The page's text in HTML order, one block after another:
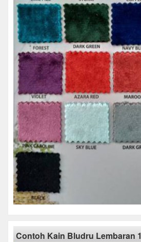
Contoh Kain Bludru Lembaran 1